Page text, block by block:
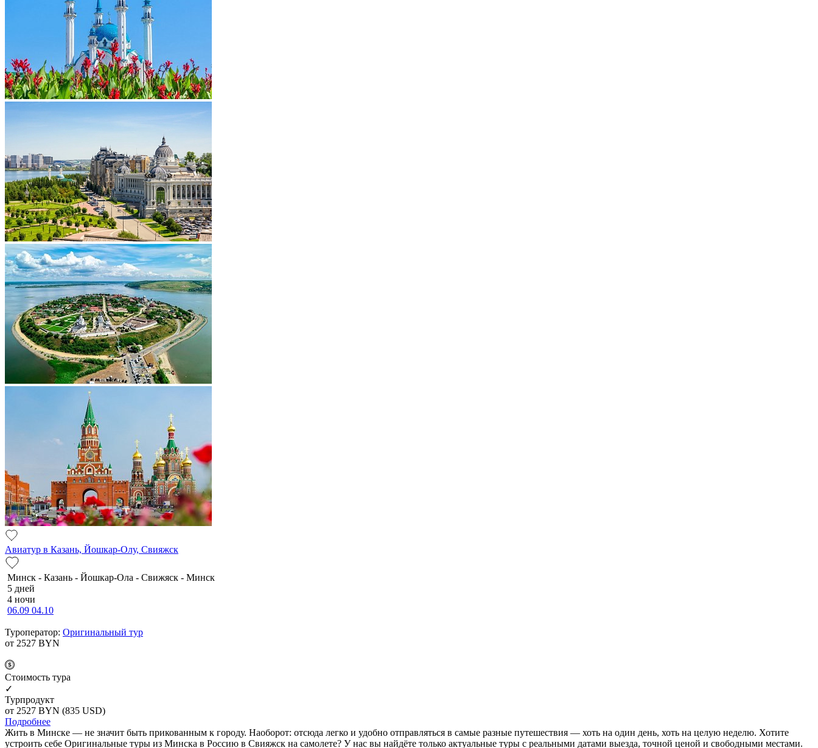
Авиатур в Казань, Йошкар-Олу, Свияжск
Минск - Казань - Йошкар-Ола - Свижяск - Минск
5 дней
4 ночи
06.09 04.10
Туроператор: Оригинальный тур
от 2527 BYN
Cтоимость тура
✓
Турпродукт
от 2527 BYN (835 USD)
Подробнее
Жить в Минске — не значит быть прикованным к городу. Наоборот: отсюда легко и удобно отправляться в самые разные путешествия — хоть на один день, хоть на целую неделю. Хотите
устроить себе Оригинальные туры из Минска в Россию в Свияжск на самолете? У нас вы найдёте только актуальные туры с реальными датами выезда, точной ценой и свободными местами.